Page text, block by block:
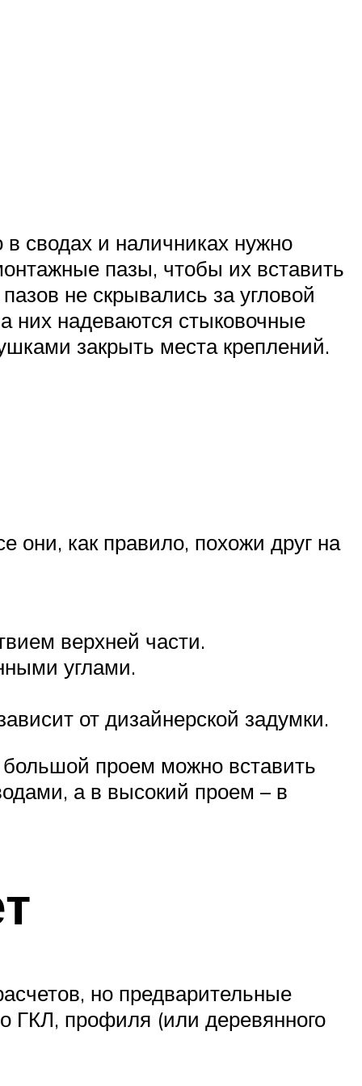
сводах и наличниках нужно
пазы, чтобы их вставить
не скрывались за угловой
них надеваются стыковочные
закрыть места креплений.
как правило, похожи друг на
верхней части.
углами.
от дизайнерской задумки.
большой проем можно вставить
а в высокий проем – в
но предварительные
ГКЛ, профиля (или деревянного